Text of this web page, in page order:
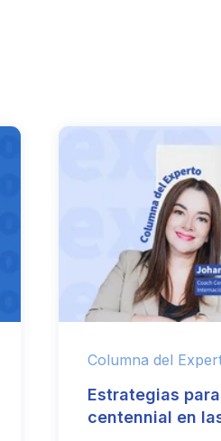
Columna del
Estrategias
centennial en